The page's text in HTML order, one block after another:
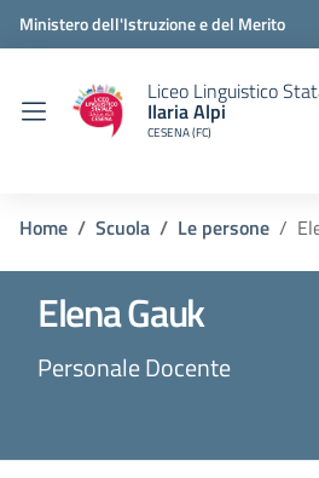
Ministero dell'Istruzione e del Merito
Liceo Linguistico
Ilaria Alpi
CESENA (FC)
Home Scuola Le persone
Elena Gauk
Personale Docente